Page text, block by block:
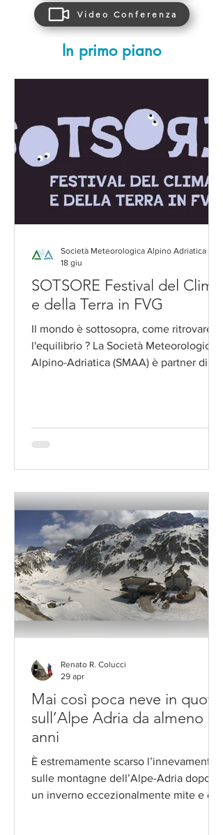
Video Conferenza
In primo piano
SOTSORE Festival del Clima
e della Terra in FVG
Il mondo è sottosopra, come ritrovare
l'equilibrio ? La Società Meteorologica
Alpino-Adriatica (SMAA) è partner di
partecipativo del Comune di Raveo con
il sostegno della Regione Autonoma
della cultura scientifica, che unisce
scienza, memoria, territorio e comunità
per comprendere i cambiamenti
Società Meteorologica Alpino Adriatica
18 giu
Mai così poca neve in quota
sull’Alpe Adria da almeno 70
anni
È estremamente scarso l’innevamento
sulle montagne dell’Alpe-Adria dopo
un inverno eccezionalmente mite e con
Renato R. Colucci
29 apr